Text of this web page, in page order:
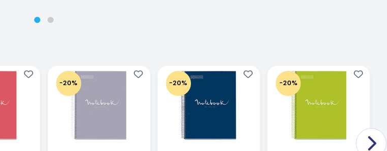
-20% -20% -20%